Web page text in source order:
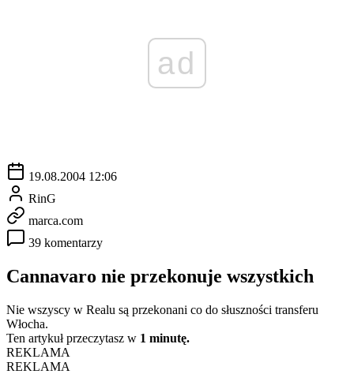
ad
19.08.2004 12:06
RinG
marca.com
39 komentarzy
Cannavaro nie przekonuje wszystkich
Nie wszyscy w Realu są przekonani co do słuszności transferu
Włocha.
Ten artykuł przeczytasz w 1 minutę.
REKLAMA
REKLAMA